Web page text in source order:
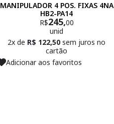
MANIPULADOR 4 POS. FIXAS 4NA
HB2-PA14
R$245,00
unid
2x de R$ 122,50 sem juros no
cartão
Adicionar aos favoritos